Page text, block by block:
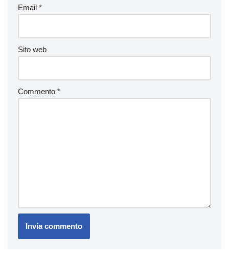
Email *
Sito web
Commento *